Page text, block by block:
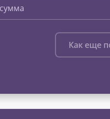
Как еще